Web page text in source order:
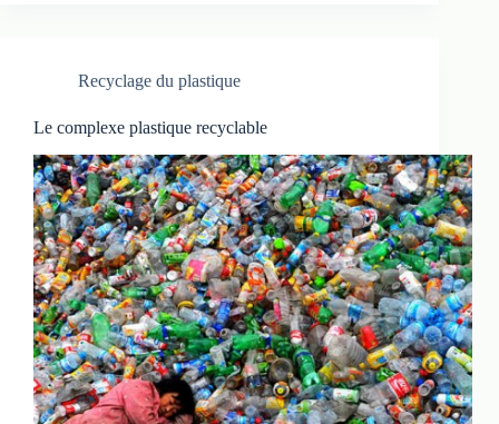
Recyclage du plastique
Le complexe plastique recyclable